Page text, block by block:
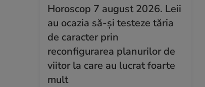
Horoscop 7 august 2026. Leii
au ocazia să-și testeze tăria
de caracter prin
reconfigurarea planurilor de
viitor la care au lucrat foarte
mult